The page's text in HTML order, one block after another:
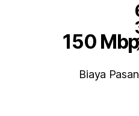
150
Biaya